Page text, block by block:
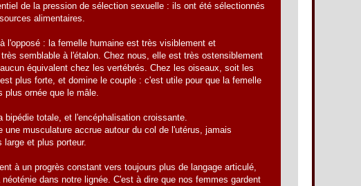
de la pression de sélection sexuelle : ils ont été sélectionnés
alimentaires.
l'opposé : la femelle humaine est très visiblement et
semblable à l'étalon. Chez nous, elle est très ostensiblement
équivalent chez les vertébrés. Chez les oiseaux, soit les
plus forte, et domine le couple : c'est utile pour que la femelle
plus ornée que le mâle.
totale, et l'encéphalisation croissante.
musculature accrue autour du col de l'utérus, jamais
et plus porteur.
à un progrès constant vers toujours plus de langage articulé,
dans notre lignée. C'est à dire que nos femmes gardent